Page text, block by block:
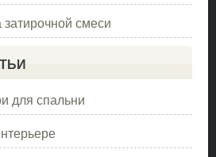
затирочной смеси
для спальни